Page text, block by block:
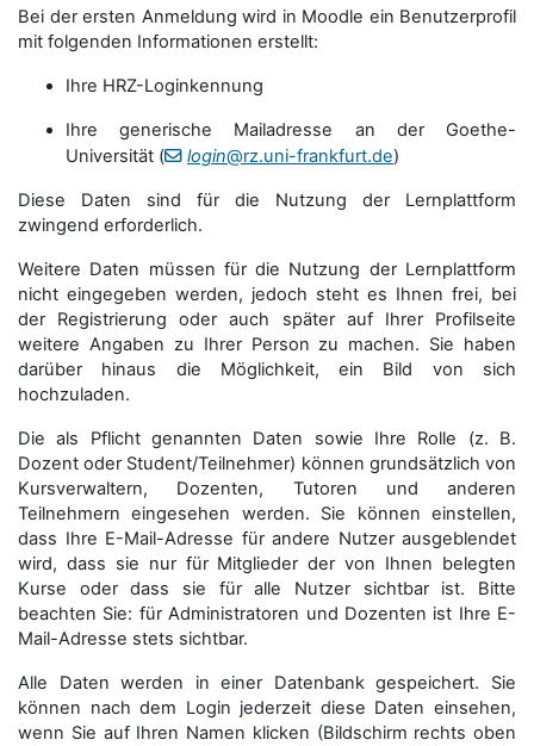
Bei der ersten Anmeldung wird in Moodle ein Benutzerprofil
mit folgenden Informationen erstellt:
Ihre HRZ-Loginkennung
Ihre generische Mailadresse an der Goethe-
Universität (
login@rz.uni-frankfurt.de)
Diese Daten sind für die Nutzung der Lernplattform
zwingend erforderlich.
Weitere Daten müssen für die Nutzung der Lernplattform
nicht eingegeben werden, jedoch steht es Ihnen frei, bei
der Registrierung oder auch später auf Ihrer Profilseite
weitere Angaben zu Ihrer Person zu machen. Sie haben
darüber hinaus die Möglichkeit, ein Bild von sich
hochzuladen.
Die als Pflicht genannten Daten sowie Ihre Rolle (z. B.
Dozent oder Student/Teilnehmer) können grundsätzlich von
Kursverwaltern, Dozenten, Tutoren und anderen
Teilnehmern eingesehen werden. Sie können einstellen,
dass Ihre E-Mail-Adresse für andere Nutzer ausgeblendet
wird, dass sie nur für Mitglieder der von Ihnen belegten
Kurse oder dass sie für alle Nutzer sichtbar ist. Bitte
beachten Sie: für Administratoren und Dozenten ist Ihre E-
Mail-Adresse stets sichtbar.
Alle Daten werden in einer Datenbank gespeichert. Sie
können nach dem Login jederzeit diese Daten einsehen,
wenn Sie auf Ihren Namen klicken (Bildschirm rechts oben